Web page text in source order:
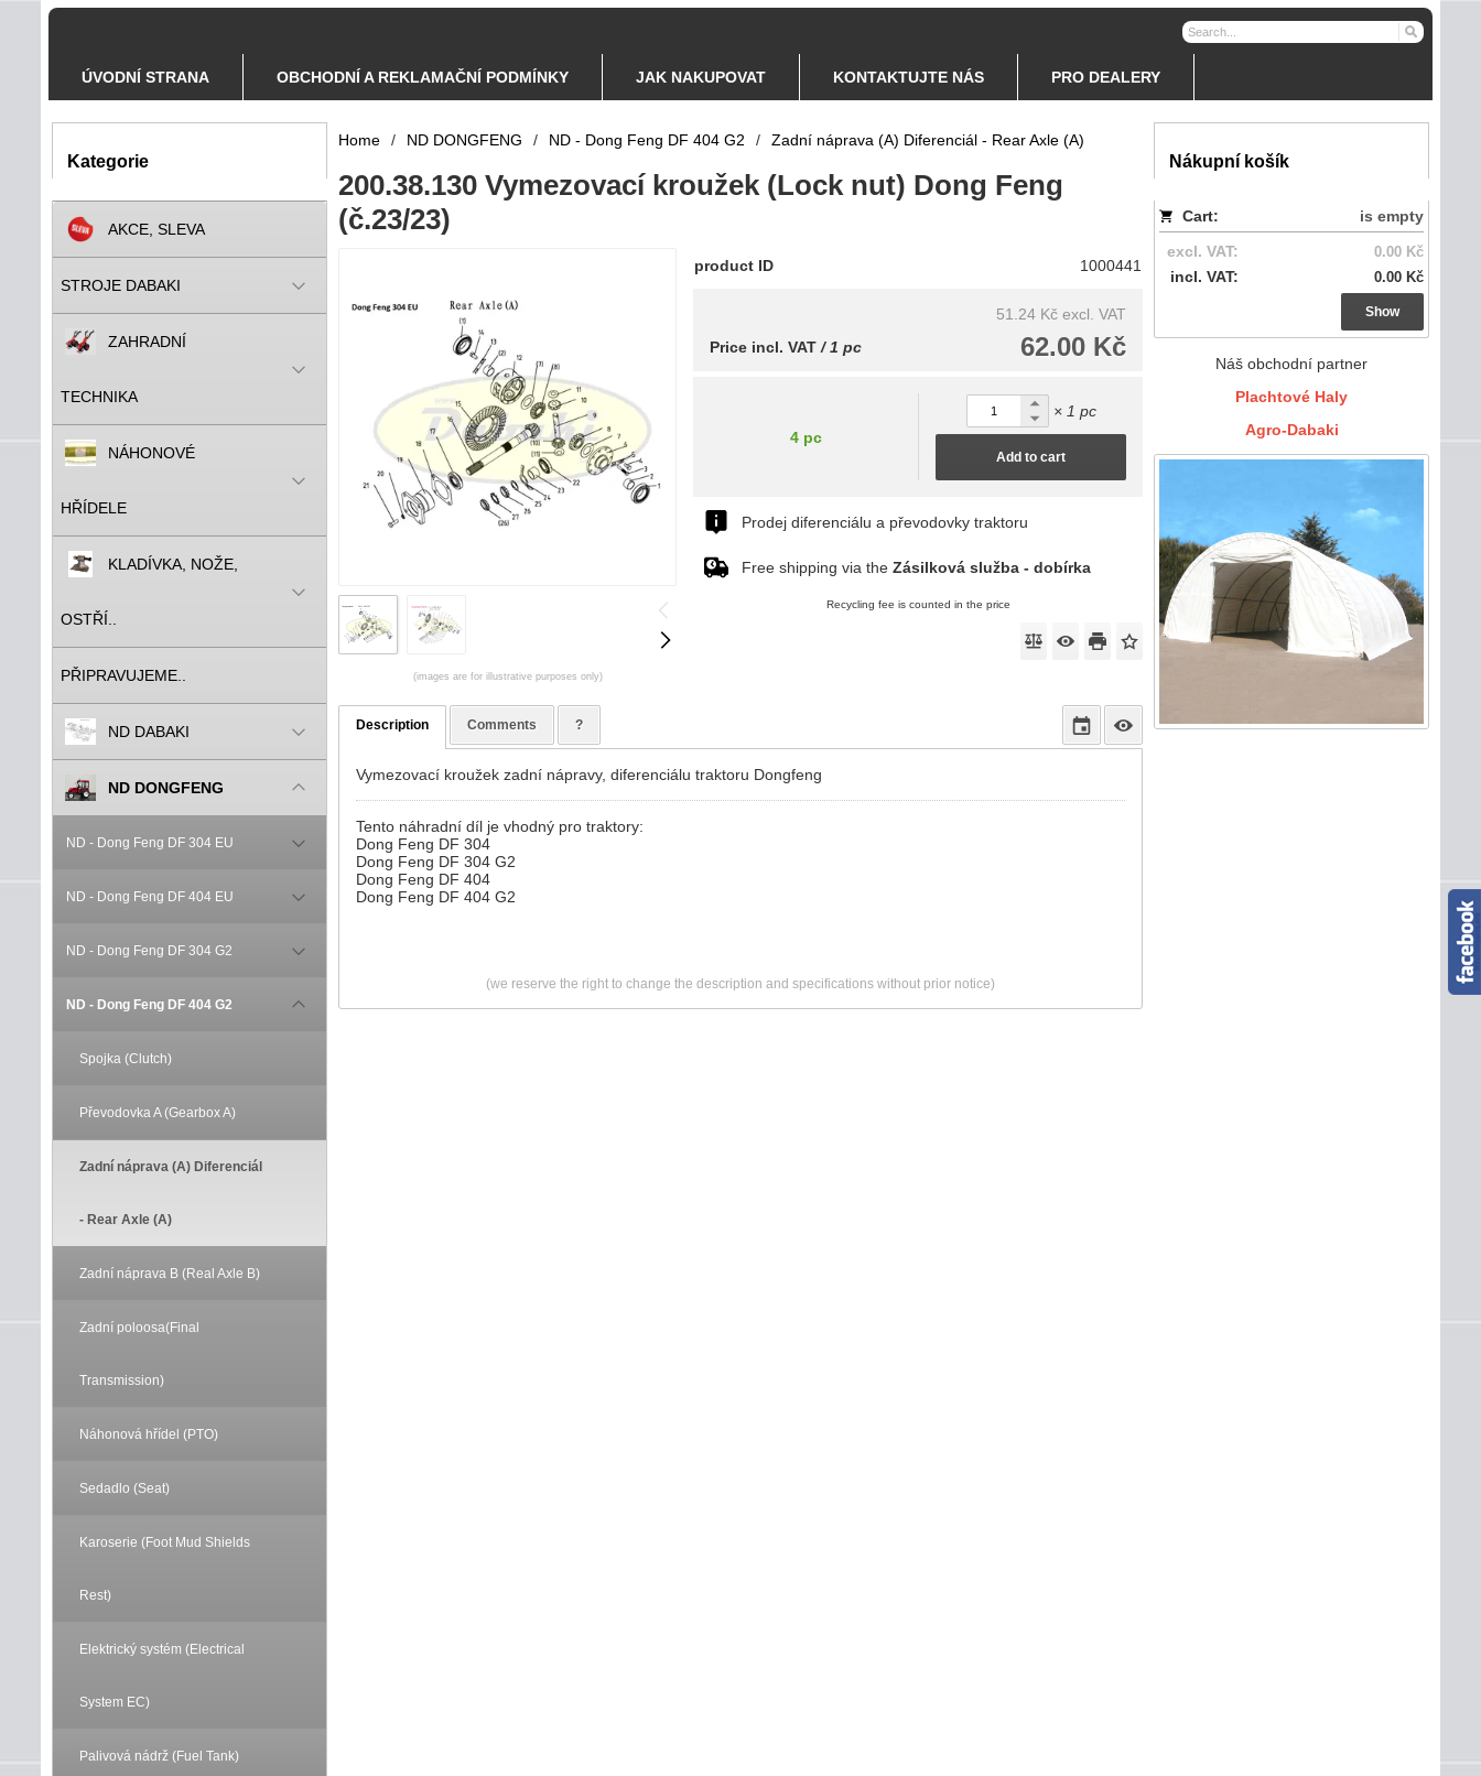
ÚVODNÍ STRANA OBCHODNÍ A REKLAMAČNÍ PODMÍNKY JAK NAKUPOVAT KONTAKTUJTE NÁS PRO DEALERY
Kategorie
AKCE, SLEVA
STROJE DABAKI
ZAHRADNÍ
TECHNIKA
NÁHONOVÉ
HŘÍDELE
KLADÍVKA, NOŽE,
OSTŘÍ..
PŘIPRAVUJEME..
ND DABAKI
ND DONGFENG
ND - Dong Feng DF 304 EU
ND - Dong Feng DF 404 EU
ND - Dong Feng DF 304 G2
ND - Dong Feng DF 404 G2
Spojka (Clutch)
Převodovka A (Gearbox A)
Zadní náprava (A) Diferenciál
- Rear Axle (A)
Zadní náprava B (Real Axle B)
Zadní poloosa(Final
Transmission)
Náhonová hřídel (PTO)
Sedadlo (Seat)
Karoserie (Foot Mud Shields
Rest)
Elektrický systém (Electrical
System EC)
Palivová nádrž (Fuel Tank)
Nákupní košík
Cart:
is empty
excl. VAT:
0.00 Kč
incl. VAT: 0.00 Kč
Show
Náš obchodní partner
Plachtové Haly
Agro-Dabaki
Home / ND DONGFENG / ND - Dong Feng DF 404 G2 / Zadní náprava (A) Diferenciál - Rear Axle (A)
200.38.130 Vymezovací kroužek (Lock nut) Dong Feng
(č.23/23)
(images are for illustrative purposes only)
product ID 1000441
51.24 Kč excl. VAT
62.00 Kč
Price incl. VAT / 1 pc
4 pc
× 1 pc
Add to cart
Prodej diferenciálu a převodovky traktoru
Free shipping via the Zásilková služba - dobírka
Recycling fee is counted in the price
Description Comments ?
Vymezovací kroužek zadní nápravy, diferenciálu traktoru Dongfeng
Tento náhradní díl je vhodný pro traktory:
Dong Feng DF 304
Dong Feng DF 304 G2
Dong Feng DF 404
Dong Feng DF 404 G2
(we reserve the right to change the description and specifications without prior notice)